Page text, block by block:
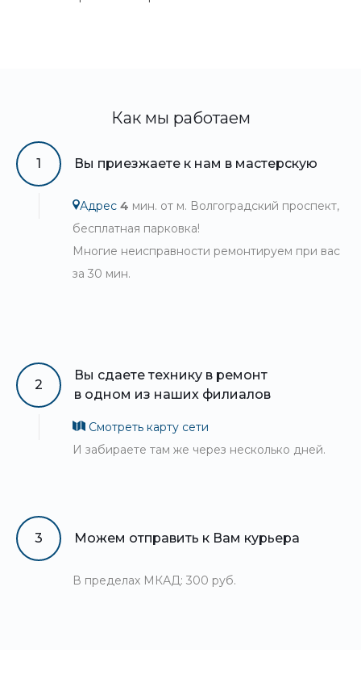
Как мы работаем
1 Вы приезжаете к нам в мастерскую
Адрес 4 мин. от м. Волгоградский проспект,
бесплатная парковка!
Многие неисправности ремонтируем при вас
за 30 мин.
2
Вы сдаете технику в ремонт
в одном из наших филиалов
Смотреть карту сети
И забираете там же через несколько дней.
3 Можем отправить к Вам курьера
В пределах МКАД: 300 руб.